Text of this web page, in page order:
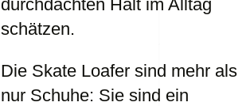
durchdachten Halt im Alltag
schätzen.
Die Skate Loafer sind mehr als
nur Schuhe: Sie sind ein